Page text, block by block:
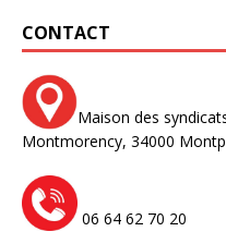
CONTACT
Maison des
Montmorency, 34000
06 64 62 70 20